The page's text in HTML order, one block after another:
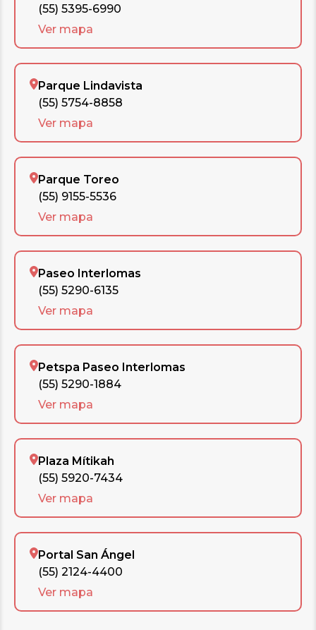
(55) 5395-6990
Ver mapa
Parque Lindavista
(55) 5754-8858
Ver mapa
Parque Toreo
(55) 9155-5536
Ver mapa
Paseo Interlomas
(55) 5290-6135
Ver mapa
Petspa Paseo Interlomas
(55) 5290-1884
Ver mapa
Plaza Mítikah
(55) 5920-7434
Ver mapa
Portal San Ángel
(55) 2124-4400
Ver mapa